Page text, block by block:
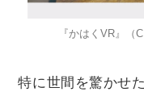
『かはくVR』
特に世間を驚かせ